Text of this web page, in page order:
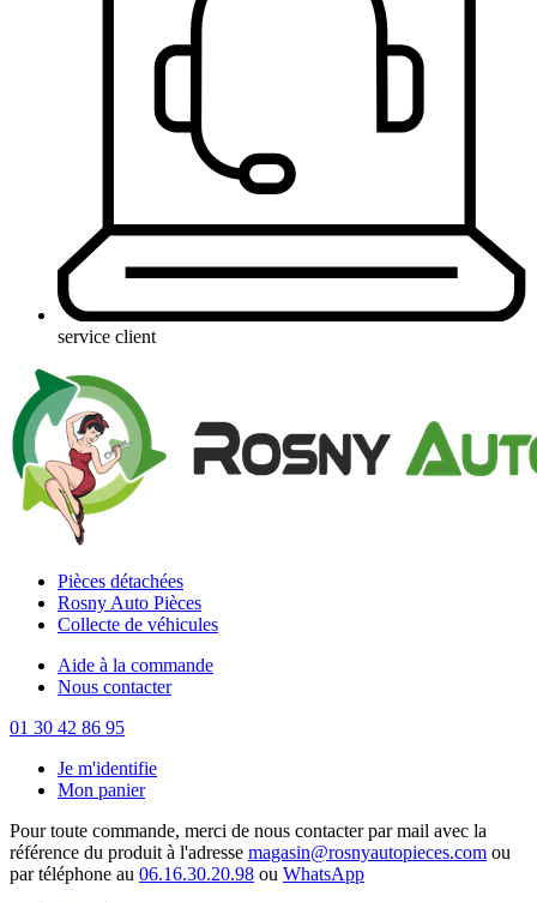
service client
Pièces détachées
Rosny Auto Pièces
Collecte de véhicules
Aide à la commande
Nous contacter
01 30 42 86 95
Je m'identifie
Mon panier
Pour toute commande, merci de nous contacter par mail avec la
référence du produit à l'adresse magasin@rosnyautopieces.com ou
par téléphone au 06.16.30.20.98 ou WhatsApp